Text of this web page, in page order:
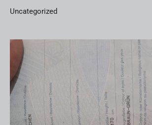
Uncategorized